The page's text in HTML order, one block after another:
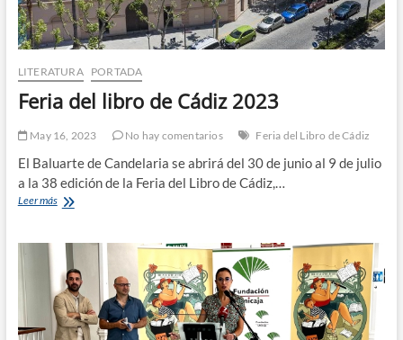
LITERATURA PORTADA
Feria del libro de Cádiz 2023
May 16, 2023 No hay comentarios Feria del Libro de Cádiz
El Baluarte de Candelaria se abrirá del 30 de junio al 9 de julio
a la 38 edición de la Feria del Libro de Cádiz,…
Leer másFeria
de
Cádiz
2023